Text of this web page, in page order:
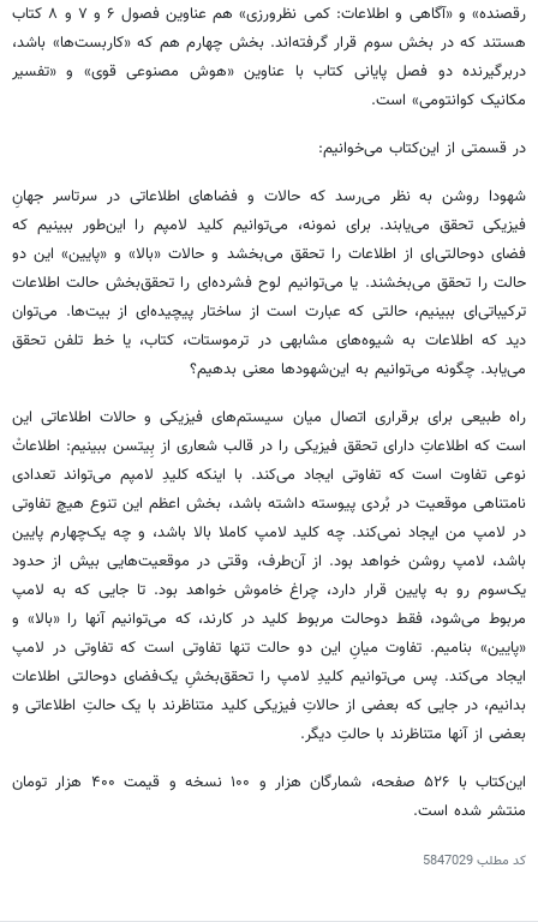
رقصنده» و «آگاهی و اطلاعات: کمی نظرورزی» هم عناوین فصول ۶ و ۷ و ۸ کتاب
هستند که در بخش سوم قرار گرفته‌اند. بخش چهارم هم که «کاربست‌ها» باشد،
دربرگیرنده دو فصل پایانی کتاب با عناوین «هوش مصنوعی قوی» و «تفسیر
مکانیک کوانتومی» است.
در قسمتی از این‌کتاب می‌خوانیم:
شهودا روشن به نظر می‌رسد که حالات و فضاهای اطلاعاتی در سرتاسر جهانِ
فیزیکی تحقق می‌یابند. برای نمونه، می‌توانیم کلید لامپم را این‌طور ببینیم که
فضای دوحالتی‌ای از اطلاعات را تحقق می‌بخشد و حالات «بالا» و «پایین» این دو
حالت را تحقق می‌بخشند. یا می‌توانیم لوح فشرده‌ای را تحقق‌بخش حالت اطلاعات
ترکیباتی‌ای ببینیم، حالتی که عبارت است از ساختار پیچیده‌ای از بیت‌ها. می‌توان
دید که اطلاعات به شیوه‌های مشابهی در ترموستات، کتاب، یا خط تلفن تحقق
می‌یابد. چگونه می‌توانیم به این‌شهودها معنی بدهیم؟
راه طبیعی برای برقراری اتصال میان سیستم‌های فیزیکی و حالات اطلاعاتی این
است که اطلاعاتِ دارای تحقق فیزیکی را در قالب شعاری از بِیتسن ببینیم: اطلاعاتْ
نوعی تفاوت است که تفاوتی ایجاد می‌کند. با اینکه کلیدِ لامپم می‌تواند تعدادی
نامتناهی موقعیت در بُردی پیوسته داشته باشد، بخش اعظم این تنوع هیچ تفاوتی
در لامپ من ایجاد نمی‌کند. چه کلید لامپ کاملا بالا باشد، و چه یک‌چهارم پایین
باشد، لامپ روشن خواهد بود. از آن‌طرف، وقتی در موقعیت‌هایی بیش از حدود
یک‌سوم رو به پایین قرار دارد، چراغ خاموش خواهد بود. تا جایی که به لامپ
مربوط می‌شود، فقط دوحالت مربوط کلید در کارند، که می‌توانیم آنها را «بالا» و
«پایین» بنامیم. تفاوت میانِ این دو حالت تنها تفاوتی است که تفاوتی در لامپ
ایجاد می‌کند. پس می‌توانیم کلیدِ لامپ را تحقق‌بخشِ یک‌فضای دوحالتی اطلاعات
بدانیم، در جایی که بعضی از حالاتِ فیزیکی کلید متناظرند با یک حالتِ اطلاعاتی و
بعضی از آنها متناظرند با حالتِ دیگر.
این‌کتاب با ۵۲۶ صفحه، شمارگان هزار و ۱۰۰ نسخه و قیمت ۴۰۰ هزار تومان
منتشر شده است.
کد مطلب5847029